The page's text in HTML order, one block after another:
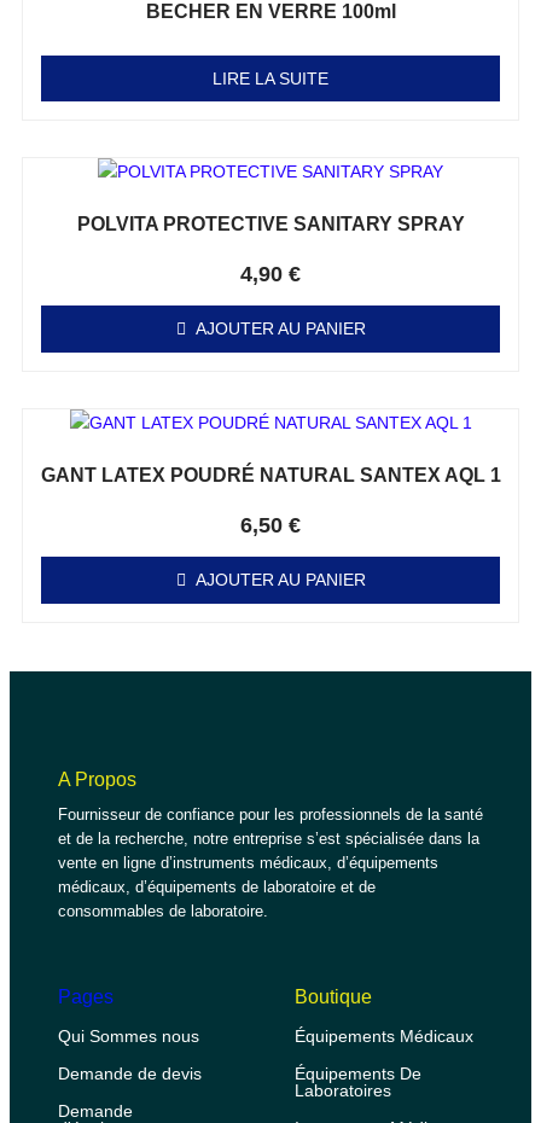
BECHER EN VERRE 100ml
LIRE LA SUITE
POLVITA PROTECTIVE SANITARY SPRAY
4,90 €
AJOUTER AU PANIER
GANT LATEX POUDRÉ NATURAL SANTEX AQL 1
6,50 €
AJOUTER AU PANIER
A Propos
Fournisseur de confiance pour les professionnels de la santé
et de la recherche, notre entreprise s’est spécialisée dans la
vente en ligne d’instruments médicaux, d’équipements
médicaux, d’équipements de laboratoire et de
consommables de laboratoire.
Pages
Qui Sommes nous
Demande de devis
Demande
Boutique
Équipements Médicaux
Équipements De
Laboratoires